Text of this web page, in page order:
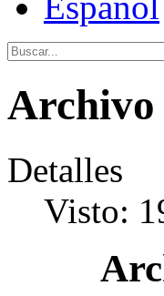
Archivo
Detalles
Visto: